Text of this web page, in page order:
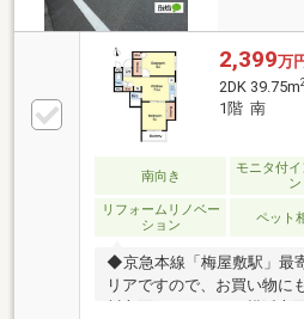
2,399万
2DK 39.75m
1階 南
南向き
モニタ付
ン
リフォームリノベー
ション
ペット
◆京急本線「梅屋敷駅」最
リアですので、お買い物に